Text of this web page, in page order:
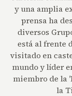
y una amplia
prensa ha
diversos
está al frente
visitado en
mundo y líder
miembro de la
la